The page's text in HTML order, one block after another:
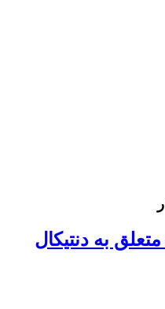
به دنتیکال